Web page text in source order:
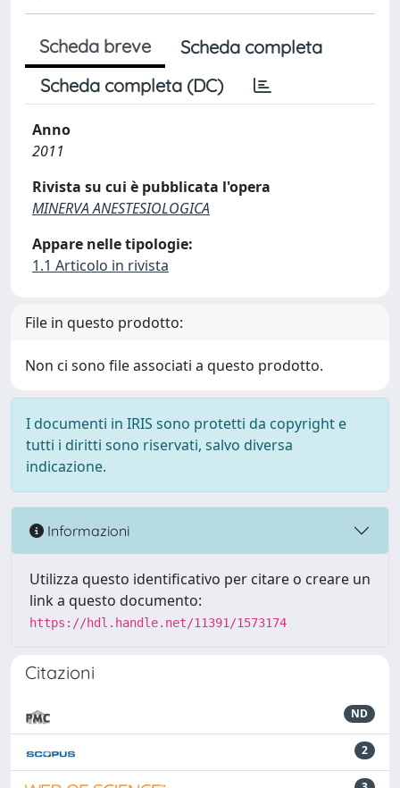
Scheda breve
Scheda completa
Scheda completa (DC)
Anno
2011
Rivista su cui è pubblicata l'opera
MINERVA ANESTESIOLOGICA
Appare nelle tipologie:
1.1 Articolo in rivista
File in questo prodotto:
Non ci sono file associati a questo prodotto.
I documenti in IRIS sono protetti da copyright e
tutti i diritti sono riservati, salvo diversa
indicazione.
Informazioni
Utilizza questo identificativo per citare o creare un
link a questo documento:
https://hdl.handle.net/11391/1573174
Citazioni
ND
2